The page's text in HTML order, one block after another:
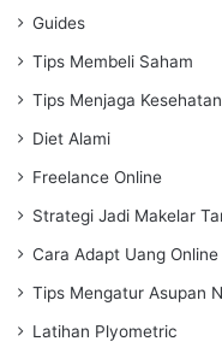
Guides
Tips Membeli Saham
Tips Menjaga
Diet Alami
Freelance Online
Strategi Jadi Makelar
Cara Adapt Uang Online
Tips Mengatur Asupan
Latihan Plyometric